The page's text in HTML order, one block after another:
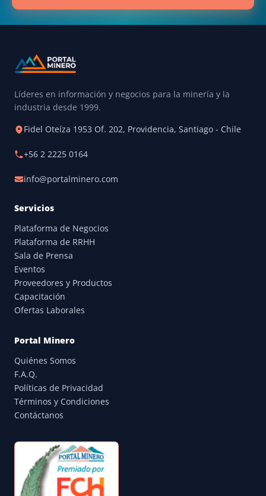
Líderes en información y negocios para la minería y la
industria desde 1999.
Fidel Oteíza 1953 Of. 202, Providencia, Santiago - Chile
+56 2 2225 0164
info@portalminero.com
Servicios
Plataforma de Negocios
Plataforma de RRHH
Sala de Prensa
Eventos
Proveedores y Productos
Capacitación
Ofertas Laborales
Portal Minero
Quiénes Somos
F.A.Q.
Políticas de Privacidad
Términos y Condiciones
Contáctanos